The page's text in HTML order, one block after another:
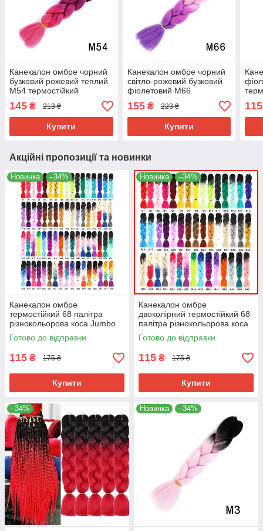
Канекалон омбре чорний
бузковий рожевий теплий
М54 термостійкий
різнокольорова коса
Jumbo довжина 60см вага
100гр для плетіння
145 ₴ 213 ₴
Купити
Канекалон омбре чорний
світло-рожевий бузковий
фіолетовий М66
термостійкий
різнокольорова коса
Jumbo довжина 60см вага
155₴ 223 ₴
Купити
115
Акційні пропозиції та новинки
Новинка –34%
Канекалон омбре
термостійкий 68 палітра
різнокольорова коса Jumbo
braid довжина 60см вага
100гр для плетіння
Готово до відправки
115 ₴ 175 ₴
Купити
Новинка –34%
Канекалон омбре
двоколірний термостійкий 68
палітра різнокольорова коса
Jumbo braid довжина 60см
вага 100гр для плетіння
Готово до відправки
115 ₴ 175 ₴
Купити
–34% Новинка –34%